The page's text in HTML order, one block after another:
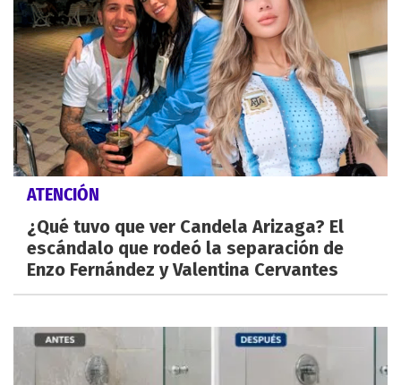
ATENCIÓN
¿Qué tuvo que ver Candela Arizaga? El
escándalo que rodeó la separación de
Enzo Fernández y Valentina Cervantes